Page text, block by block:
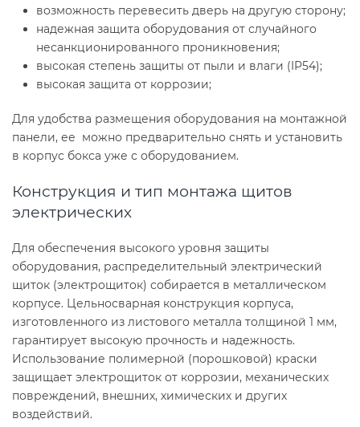
возможность перевесить дверь на другую сторону;
надежная защита оборудования от случайного
несанкционированного проникновения;
высокая степень защиты от пыли и влаги (IP54);
высокая защита от коррозии;
Для удобства размещения оборудования на монтажной
панели, ее можно предварительно снять и установить
в корпус бокса уже с оборудованием.
Конструкция и тип монтажа щитов
электрических
Для обеспечения высокого уровня защиты
оборудования, распределительный электрический
щиток (электрощиток) собирается в металлическом
корпусе. Цельносварная конструкция корпуса,
изготовленного из листового металла толщиной 1 мм,
гарантирует высокую прочность и надежность.
Использование полимерной (порошковой) краски
защищает электрощиток от коррозии, механических
повреждений, внешних, химических и других
воздействий.